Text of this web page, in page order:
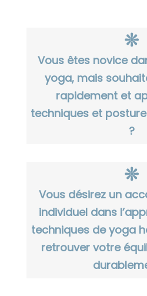
❊
Vous êtes novice
yoga, mais
rapidement et
techniques et
?
❊
Vous désirez un
individuel dans
techniques de yoga
retrouver votre